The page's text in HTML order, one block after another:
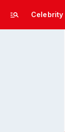
Celebrity